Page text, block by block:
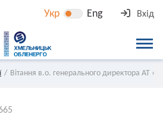
Укр Eng Вхід
Вітання в.о. генерального директора АТ